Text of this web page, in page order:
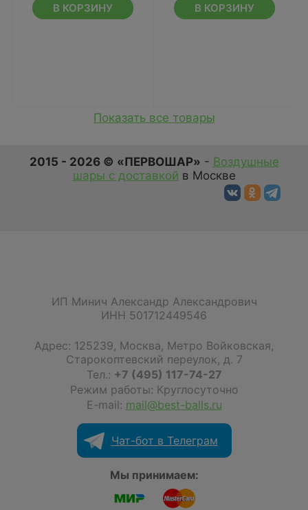
В КОРЗИНУ В КОРЗИНУ
Показать все товары
2015 - 2026 © «ПЕРВОШАР» - Воздушные
шары с доставкой в Москве
ИП Минич Александр Александрович
ИНН 501712449546
Адрес: 125239, Москва, Метро Войковская,
Старокоптевский переулок, д. 7
Тел.: +7 (495) 117-74-27
Режим работы: Круглосуточно
E-mail: mail@best-balls.ru
Чат-бот в Телеграм
Мы принимаем: